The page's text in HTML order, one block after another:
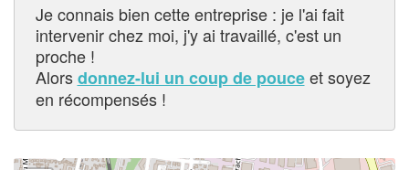
Je connais bien cette entreprise : je l'ai fait
intervenir chez moi, j'y ai travaillé, c'est un
proche !
Alorsdonnez-lui un coup de pouceet soyez
en récompensés !